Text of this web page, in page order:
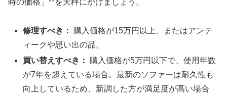
時の価格」**を天秤にかけましょう。
修理すべき：
購入価格が15万円以上、またはアンテ
ィークや思い出の品。
買い替えすべき：
購入価格が5万円以下で、使用年数
が7年を超えている場合。最新のソファーは耐久性も
向上しているため、新調した方が満足度が高い場合